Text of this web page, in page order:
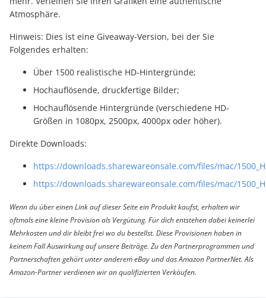
Atmosphäre.
Hinweis: Dies ist eine Giveaway-Version, bei der Sie
Folgendes erhalten:
Über 1500 realistische HD-Hintergründe;
Hochauflösende, druckfertige Bilder;
Hochauflösende Hintergründe (verschiedene HD-
Größen in 1080px, 2500px, 4000px oder höher).
Direkte Downloads:
https://downloads.sharewareonsale.com/files/mac/
https://downloads.sharewareonsale.com/files/mac/
Wenn du über einen Link auf dieser Seite ein Produkt kaufst, erhalten wir
oftmals eine kleine Provision als Vergütung. Für dich entstehen dabei keinerlei
Mehrkosten und dir bleibt frei wo du bestellst. Diese Provisionen haben in
keinem Fall Auswirkung auf unsere Beiträge. Zu den Partnerprogrammen und
Partnerschaften gehört unter anderem eBay und das Amazon PartnerNet. Als
Amazon-Partner verdienen wir an qualifizierten Verkäufen.